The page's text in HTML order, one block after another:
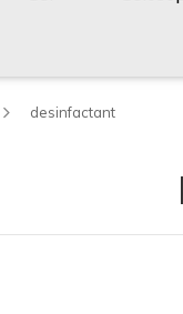
desinfactant